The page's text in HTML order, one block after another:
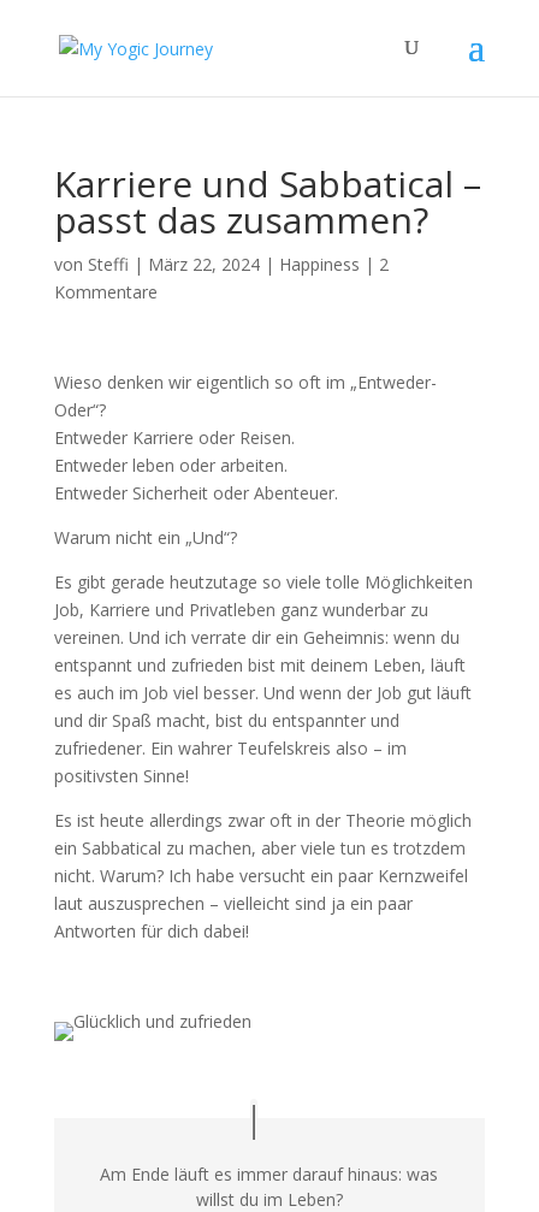
Karriere und Sabbatical –
passt das zusammen?
von Steffi | März 22, 2024| Happiness | 2
Kommentare
Wieso denken wir eigentlich so oft im „Entweder-
Oder“?
Entweder Karriere oder Reisen.
Entweder leben oder arbeiten.
Entweder Sicherheit oder Abenteuer.
Warum nicht ein „Und“?
Es gibt gerade heutzutage so viele tolle Möglichkeiten
Job, Karriere und Privatleben ganz wunderbar zu
vereinen. Und ich verrate dir ein Geheimnis: wenn du
entspannt und zufrieden bist mit deinem Leben, läuft
es auch im Job viel besser. Und wenn der Job gut läuft
und dir Spaß macht, bist du entspannter und
zufriedener. Ein wahrer Teufelskreis also – im
positivsten Sinne!
Es ist heute allerdings zwar oft in der Theorie möglich
ein Sabbatical zu machen, aber viele tun es trotzdem
nicht. Warum? Ich habe versucht ein paar Kernzweifel
laut auszusprechen – vielleicht sind ja ein paar
Antworten für dich dabei!
Am Ende läuft es immer darauf hinaus: was
willst du im Leben?